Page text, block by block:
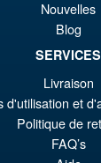
Figure
Nouvelles
Blog
SERVICES
Livraison
d'utilisation et
Politique de
FAQ’s